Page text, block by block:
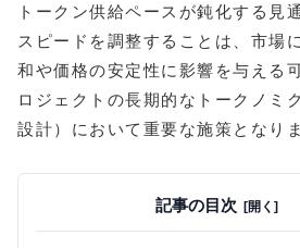
トークン供給ペースが鈍化する見
スピードを調整することは、市場
和や価格の安定性に影響を与える
ロジェクトの長期的なトークノミ
設計）において重要な施策となりま
記事の目次